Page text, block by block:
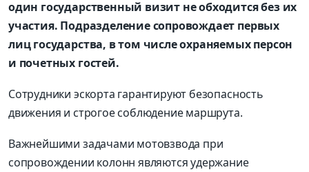
один государственный визит не обходится без их
участия. Подразделение сопровождает первых
лиц государства, в том числе охраняемых персон
и почетных гостей.
Сотрудники эскорта гарантируют безопасность
движения и строгое соблюдение маршрута.
Важнейшими задачами мотовзвода при
сопровождении колонн являются удержание